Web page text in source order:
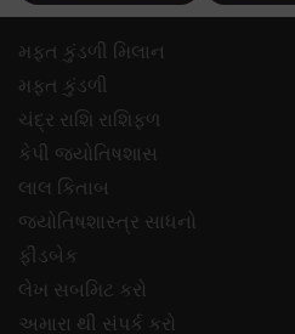
મફ્ત કુંડળી મિલાન
મફ્ત કુંડળી
ચંદ્ર રાશિ રાશિફળ
કેપી જ્યોતિષશાસ
લાલ કિતાબ
જ્યોતિષશાસ્ત્ર સાધનો
ફીડબેક
લેખ સબમિટ કરો
અમારા થી સંપર્ક કરો